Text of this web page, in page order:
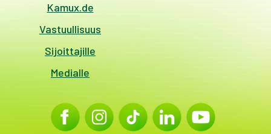
Kamux.de
Vastuullisuus
Sijoittajille
Medialle